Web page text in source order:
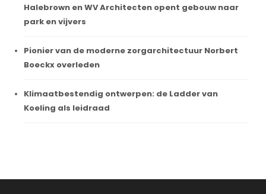
Halebrown en WV Architecten opent gebouw naar
park en vijvers
Pionier van de moderne zorgarchitectuur Norbert
Boeckx overleden
Klimaatbestendig ontwerpen: de Ladder van
Koeling als leidraad